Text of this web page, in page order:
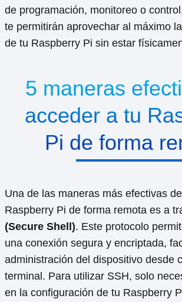
de programación, monitoreo o
te permitirán aprovechar al máximo
de tu Raspberry Pi sin estar
5 maneras
acceder a tu
Pi de forma
Una de las maneras más efectivas
Raspberry Pi de forma remota es a
(Secure Shell). Este protocolo
una conexión segura y encriptada,
administración del dispositivo desde
terminal. Para utilizar SSH, solo
en la configuración de tu Raspberry